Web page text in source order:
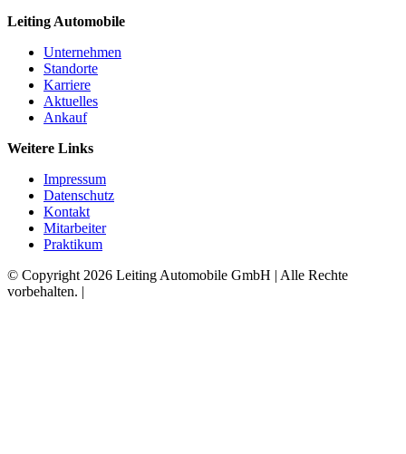
Leiting Automobile
Unternehmen
Standorte
Karriere
Aktuelles
Ankauf
Weitere Links
Impressum
Datenschutz
Kontakt
Mitarbeiter
Praktikum
© Copyright 2026 Leiting Automobile GmbH | Alle Rechte
vorbehalten. |